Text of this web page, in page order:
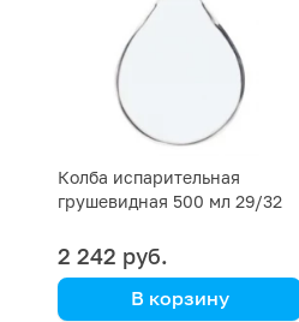
Колба испарительная
грушевидная 500 мл 29/32
2 242 руб.
В корзину